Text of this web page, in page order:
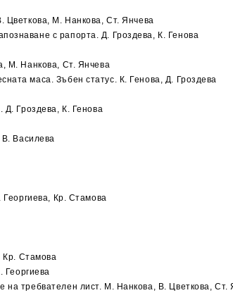
Цветкова, М. Нанкова, Ст. Янчева
с рапорта. Д. Гроздева, К. Генова
М. Нанкова, Ст. Янчева
маса. Зъбен статус. К. Генова, Д. Гроздева
Д. Гроздева, К. Генова
В. Василева
Кр. Стамова
Кр. Стамова
Георгиева
на требвателен лист. М. Нанкова, В. Цветкова, Ст.